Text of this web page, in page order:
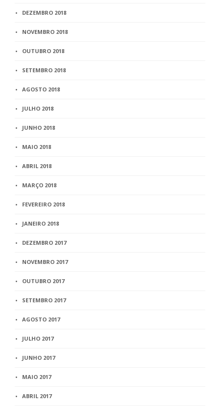
DEZEMBRO 2018
NOVEMBRO 2018
OUTUBRO 2018
SETEMBRO 2018
AGOSTO 2018
JULHO 2018
JUNHO 2018
MAIO 2018
ABRIL 2018
MARÇO 2018
FEVEREIRO 2018
JANEIRO 2018
DEZEMBRO 2017
NOVEMBRO 2017
OUTUBRO 2017
SETEMBRO 2017
AGOSTO 2017
JULHO 2017
JUNHO 2017
MAIO 2017
ABRIL 2017